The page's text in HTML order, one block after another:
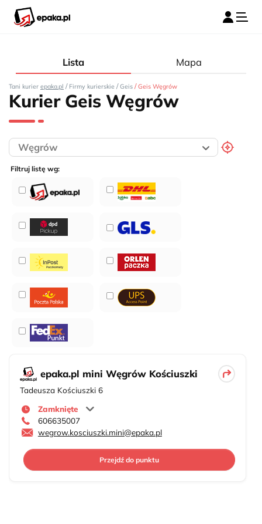
Lista Mapa
Tani kurier epaka.pl / Firmy kurierskie / Geis / Geis Węgrów
Kurier Geis Węgrów
Filtruj listę wg:
epaka.pl mini Węgrów Kościuszki
Tadeusza Kościuszki 6
Zamknięte
606635007
wegrow.kosciuszki.mini@epaka.pl
Przejdź do punktu